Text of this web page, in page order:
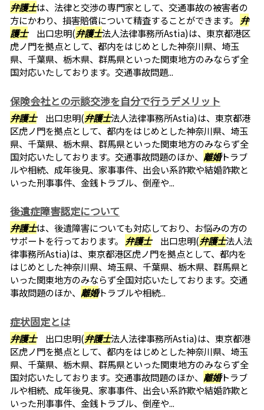
弁護士は、法律と交渉の専門家として、交通事故の被害者の
方にかわり、損害賠償について精査することができます。 弁
護士出口忠明(弁護士法人法律事務所Astia)は、東京都港区
虎ノ門を拠点として、都内をはじめとした神奈川県、埼玉
県、千葉県、栃木県、群馬県といった関東地方のみならず全
国対応いたしております。交通事故問題...
保険会社との示談交渉を自分で行うデメリット
弁護士出口忠明(弁護士法人法律事務所Astia)は、東京都港
区虎ノ門を拠点として、都内をはじめとした神奈川県、埼玉
県、千葉県、栃木県、群馬県といった関東地方のみならず全
国対応いたしております。交通事故問題のほか、 離婚トラブ
ルや相続、成年後見、家事事件、出会い系詐欺や結婚詐欺と
いった刑事事件、金銭トラブル、倒産や...
後遺症障害認定について
弁護士は、後遺障害についても対応しており、お悩みの方の
サポートを行っております。 弁護士出口忠明(弁護士法人法
律事務所Astia)は、東京都港区虎ノ門を拠点として、都内を
はじめとした神奈川県、埼玉県、千葉県、栃木県、群馬県と
いった関東地方のみならず全国対応いたしております。交通
事故問題のほか、 離婚トラブルや相続...
症状固定とは
弁護士出口忠明(弁護士法人法律事務所Astia)は、東京都港
区虎ノ門を拠点として、都内をはじめとした神奈川県、埼玉
県、千葉県、栃木県、群馬県といった関東地方のみならず全
国対応いたしております。交通事故問題のほか、 離婚トラブ
ルや相続、成年後見、家事事件、出会い系詐欺や結婚詐欺と
いった刑事事件、金銭トラブル、倒産や...